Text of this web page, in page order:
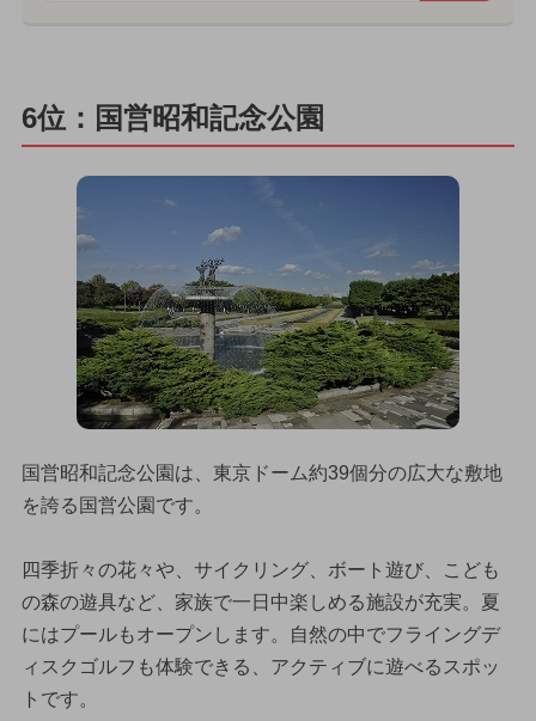
6位：国営昭和記念公園
国営昭和記念公園は、東京ドーム約39個分の広大な敷地
を誇る国営公園です。
四季折々の花々や、サイクリング、ボート遊び、こども
の森の遊具など、家族で一日中楽しめる施設が充実。夏
にはプールもオープンします。自然の中でフライングデ
ィスクゴルフも体験できる、アクティブに遊べるスポッ
トです。